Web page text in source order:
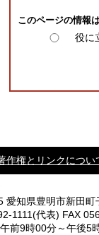
このページの情報
役に
作権とリンクについ
愛知県豊明市新田町
1111(代表) FAX
前9時00分～午後5